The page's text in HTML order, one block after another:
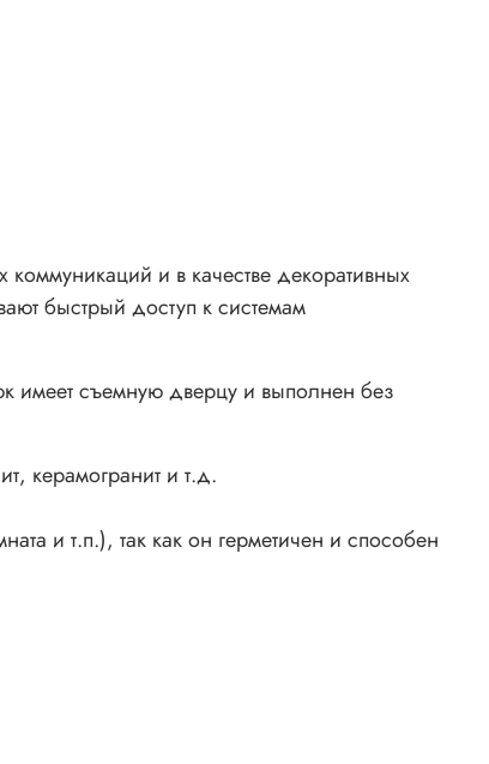
и в качестве декоративных
быстрый доступ к системам
имеет съемную дверцу и выполнен без
керамогранит и т.д.
и т.п.), так как он герметичен и способен